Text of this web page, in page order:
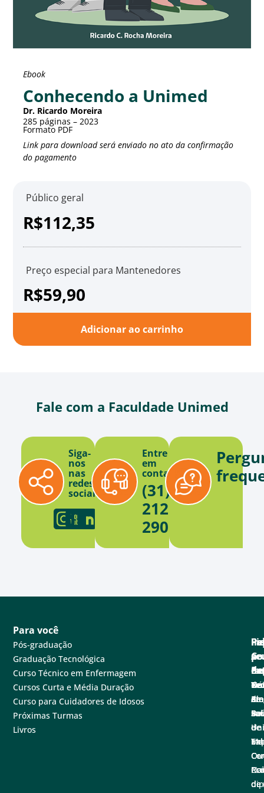
Ebook
Conhecendo a Unimed
Dr. Ricardo Moreira
285 páginas – 2023
Formato PDF
Link para download será enviado no ato da confirmação
do pagamento
Público geral
R$112,35
Preço especial para Mantenedores
R$59,90
Adicionar ao carrinho
Fale com a Faculdade Unimed
Siga-
nos
nas
redes
sociais
Entre
em
contato
(31)
2121-
2900
Para você
Pós-graduação
Graduação Tecnológica
Curso Técnico em Enfermagem
Cursos Curta e Média Duração
Curso para Cuidadores de Idosos
Próximas Turmas
Livros
em
e
de
e
de
de
de
de
A
A
de